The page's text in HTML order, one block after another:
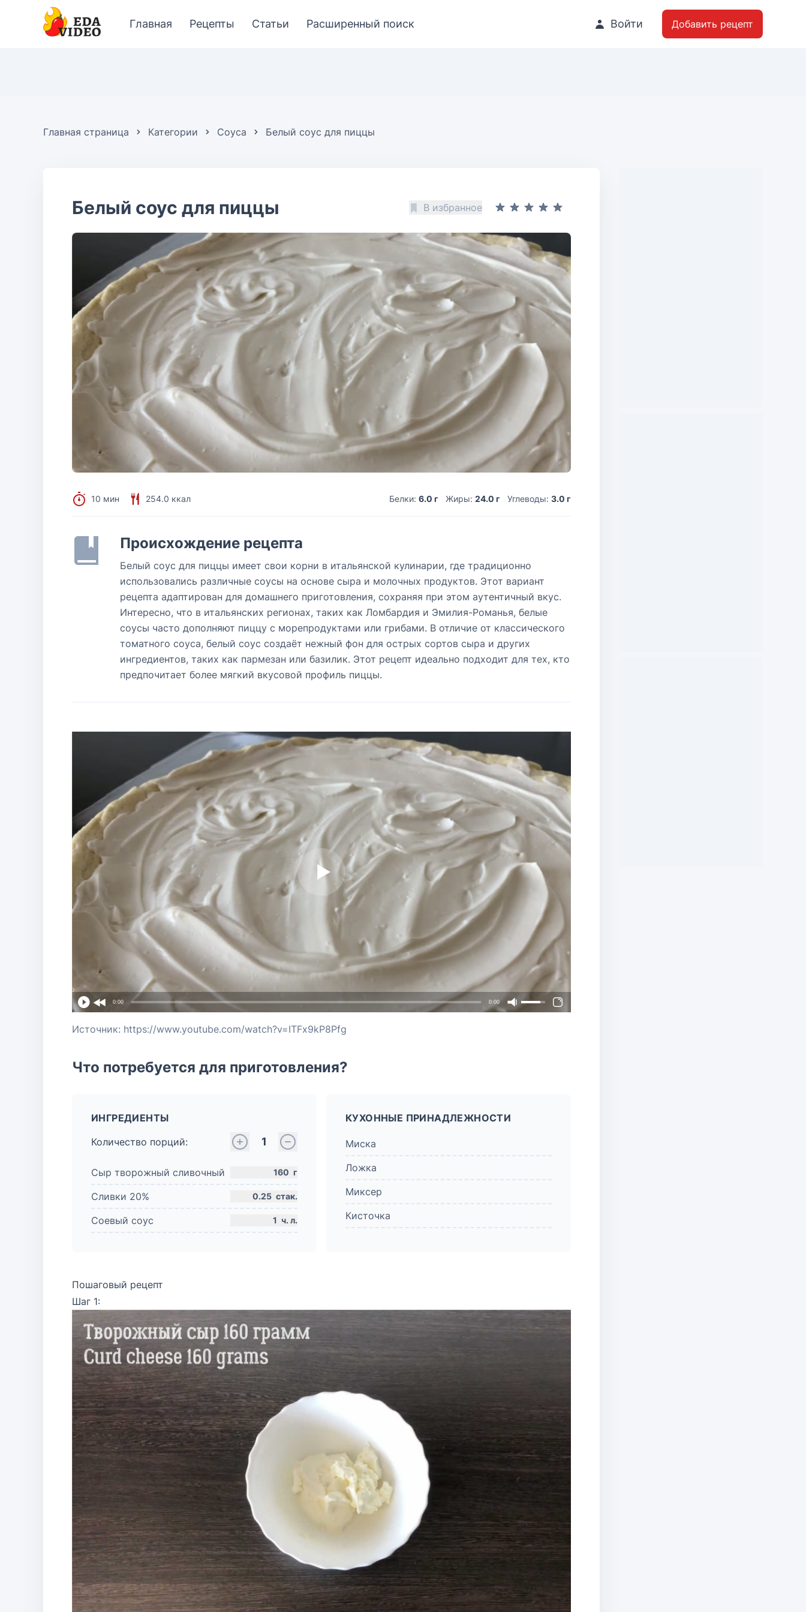
Главная Рецепты Статьи Расширенный поиск Войти Добавить рецепт
Главная страница Категории Соуса Белый соус для пиццы
Белый соус для пиццы В избранное
10 мин 254.0 ккал Белки: 6.0 г Жиры: 24.0 г Углеводы: 3.0 г
Происхождение рецепта
Белый соус для пиццы имеет свои корни в итальянской кулинарии, где традиционно
использовались различные соусы на основе сыра и молочных продуктов. Этот вариант
рецепта адаптирован для домашнего приготовления, сохраняя при этом аутентичный вкус.
Интересно, что в итальянских регионах, таких как Ломбардия и Эмилия-Романья, белые
соусы часто дополняют пиццу с морепродуктами или грибами. В отличие от классического
томатного соуса, белый соус создаёт нежный фон для острых сортов сыра и других
ингредиентов, таких как пармезан или базилик. Этот рецепт идеально подходит для тех, кто
предпочитает более мягкий вкусовой профиль пиццы.
0:00 0:00
Источник: https://www.youtube.com/watch?v=ITFx9kP8Pfg
Что потребуется для приготовления?
ИНГРЕДИЕНТЫ
Количество порций:
1
Сыр творожный сливочный 160 г
Сливки 20% 0.25 стак.
Соевый соус 1 ч. л.
КУХОННЫЕ ПРИНАДЛЕЖНОСТИ
Миска
Ложка
Миксер
Кисточка
Пошаговый рецепт
Шаг 1: